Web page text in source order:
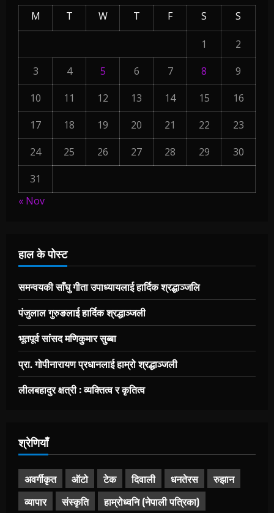
M T W T F S S
1
2
3
4 5 6 7 8
9
10
11 12 13 14 15
16
17
18 19 20 21 22
23
24
25 26 27 28 29
30
31
« Nov
हाल के पोस्ट
समन्वयकी साँघु गीता उपाध्यायलाई हार्दिक श्रद्धाञ्जलि
पंजुलाल गुरुङलाई हार्दिक श्रद्धाञ्जली
भूतपूर्व सांसद मणिकुमार सुब्बा
प्रा. गोपीनारायण प्रधानलाई हाम्रो श्रद्धाञ्जली
लीलबहादुर क्षत्री : व्यक्तित्व र कृतित्व
श्रेणियाँ
अवर्गीकृत ऑटो टेक दिवाली धनतेरस
रुझान
व्यापार
संस्कृति हाम्रोध्वनि (नेपाली पत्रिका)